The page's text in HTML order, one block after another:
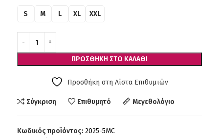
S M L XL XXL
ΠΡΟΣΘΉΚΗ ΣΤΟ ΚΑΛΆΘΙ
Προσθήκη στη Λίστα Επιθυμιών
Σύγκριση Επιθυμητό Μεγεθολόγιο
Κωδικός προϊόντος: 2025-5MC